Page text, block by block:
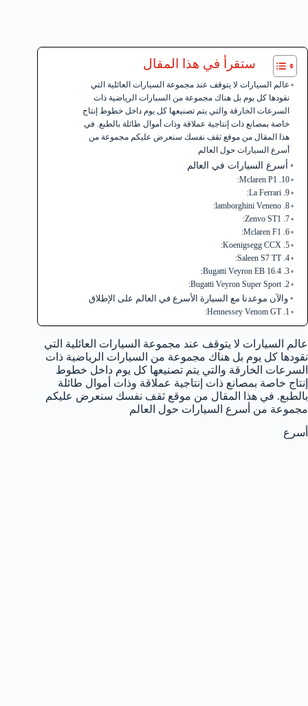
ستقرأ في هذا المقال
عالم السيارات لا يتوقف عند مجموعة السيارات العائلية التي
نقودها كل يوم بل هناك مجموعة من السيارات الرياضية ذات
السرعات الخارقة والتي يتم تصنيعها كل يوم داخل خطوط إنتاج
خاصة بمصانع ذات إنتاجية عملاقة وذات أموال طائلة بالطبع. في
هذا المقال من موقع ثقف نفسك سنعرض عليكم مجموعة من
أسرع السيارات حول العالم
أسرع السيارات في العالم
10. Mclaren P1:
9. La Ferrari:
8. lamborghini Veneno:
7. Zenvo ST1:
6. Mclaren F1:
5. Koenigsegg CCX:
4. Saleen S7 TT:
3. Bugatti Veyron EB 16.4:
2. Bugatti Veyron Super Sport:
والآن موعدنا مع السيارة الأسرع في العالم على الإطلاق
1. Hennessey Venom GT:
عالم السيارات لا يتوقف عند مجموعة السيارات العائلية التي
نقودها كل يوم بل هناك مجموعة من السيارات الرياضية ذات
السرعات الخارقة والتي يتم تصنيعها كل يوم داخل خطوط
إنتاج خاصة بمصانع ذات إنتاجية عملاقة وذات أموال طائلة
بالطبع. في هذا المقال من موقع ثقف نفسك سنعرض عليكم
مجموعة من أسرع السيارات حول العالم
أسرع